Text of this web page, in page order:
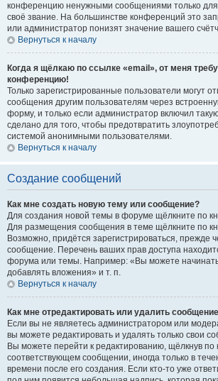
конференцию ненужными сообщениями только для
своё звание. На большинстве конференций это
или администратор понизят значение вашего
Вернуться к началу
Когда я щёлкаю по ссылке «email», от меня
конференцию!
Только зарегистрированные пользователи могут
сообщения другим пользователям через
форму, и только если администратор включил
сделано для того, чтобы предотвратить
системой анонимными пользователями.
Вернуться к началу
Создание сообщений
Как мне создать новую тему или сообщение?
Для создания новой темы в форуме щёлкните по
Для размещения сообщения в теме щёлкните по
Возможно, придётся зарегистрироваться, прежде
сообщение. Перечень ваших прав доступа
форума или темы. Например: «Вы можете
добавлять вложения» и т. п.
Вернуться к началу
Как мне отредактировать или удалить
Если вы не являетесь администратором или
вы можете редактировать и удалять только свои
Вы можете перейти к редактированию, щёлкнув по
соответствующем сообщении, иногда только в
времени после его создания. Если кто-то уже